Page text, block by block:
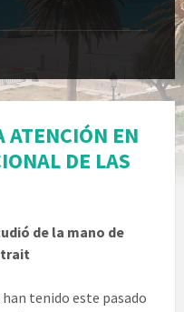
ATENCIÓN EN
DE LAS
de la mano de
tenido este pasado